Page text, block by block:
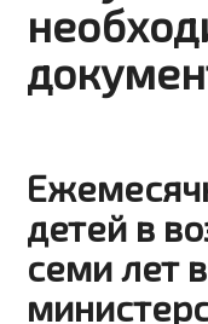
детей в
семи лет